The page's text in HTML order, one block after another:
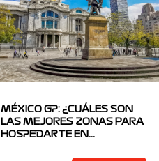
MÉXICO GP: ¿CUÁLES SON
LAS MEJORES ZONAS PARA
HOSPEDARTE EN…